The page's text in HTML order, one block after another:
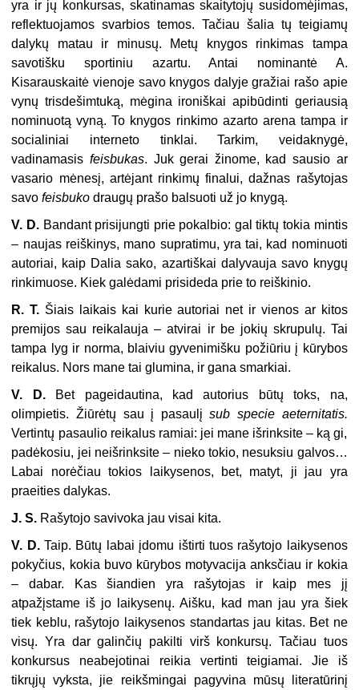
yra ir jų konkursas, skatinamas skaitytojų susidomėjimas,
reflektuojamos svarbios temos. Tačiau šalia tų teigiamų
dalykų matau ir minusų. Metų knygos rinkimas tampa
savotišku sportiniu azartu. Antai nominantė A.
Kisarauskaitė vienoje savo knygos dalyje gražiai rašo apie
vynų trisdešimtuką, mėgina ironiškai apibūdinti geriausią
nominuotą vyną. To knygos rinkimo azarto arena tampa ir
socialiniai interneto tinklai. Tarkim, veidaknygė,
vadinamasisfeisbukas. Juk gerai žinome, kad sausio ar
vasario mėnesį, artėjant rinkimų finalui, dažnas rašytojas
savofeisbuko draugų prašo balsuoti už jo knygą.
V. D. Bandant prisijungti prie pokalbio: gal tiktų tokia mintis
– naujas reiškinys, mano supratimu, yra tai, kad nominuoti
autoriai, kaip Dalia sako, azartiškai dalyvauja savo knygų
rinkimuose. Kiek galėdami prisideda prie to reiškinio.
R. T. Šiais laikais kai kurie autoriai net ir vienos ar kitos
premijos sau reikalauja – atvirai ir be jokių skrupulų. Tai
tampa lyg ir norma, blaiviu gyvenimišku požiūriu į kūrybos
reikalus. Nors mane tai glumina, ir gana smarkiai.
V. D.
Bet pageidautina, kad autorius būtų toks, na,
olimpietis. Žiūrėtų sau į pasaulįsub specie aeternitatis.
Vertintų pasaulio reikalus ramiai: jei mane išrinksite – ką gi,
padėkosiu, jei neišrinksite – nieko tokio, nesuksiu galvos…
Labai norėčiau tokios laikysenos, bet, matyt, ji jau yra
praeities dalykas.
J. S. Rašytojo savivoka jau visai kita.
V. D.Taip. Būtų labai įdomu ištirti tuos rašytojo laikysenos
pokyčius, kokia buvo kūrybos motyvacija anksčiau ir kokia
– dabar. Kas šiandien yra rašytojas ir kaip mes jį
atpažįstame iš jo laikysenų. Aišku, kad man jau yra šiek
tiek keblu, rašytojo laikysenos standartas jau kitas. Bet ne
visų. Yra dar galinčių pakilti virš konkursų. Tačiau tuos
konkursus neabejotinai reikia vertinti teigiamai. Jie iš
tikrųjų vyksta, jie reikšmingai pagyvina mūsų literatūrinį